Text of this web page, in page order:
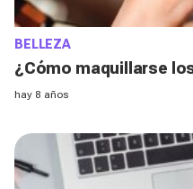
BELLEZA
¿Cómo maquillarse
hay 8 años